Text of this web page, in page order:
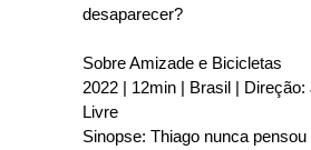
desaparecer?
Sobre Amizade e Bicicletas
2022 | 12min | Brasil | Direção:
Livre
Sinopse: Thiago nunca